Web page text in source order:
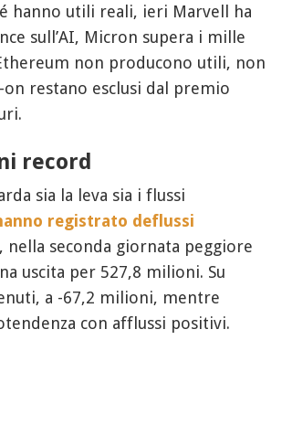
hanno utili reali, ieri Marvell ha
sull’AI, Micron supera i mille
non producono utili, non
restano esclusi dal premio
record
sia la leva sia i flussi
registrato deflussi
seconda giornata peggiore
uscita per 527,8 milioni. Su
a -67,2 milioni, mentre
con afflussi positivi.